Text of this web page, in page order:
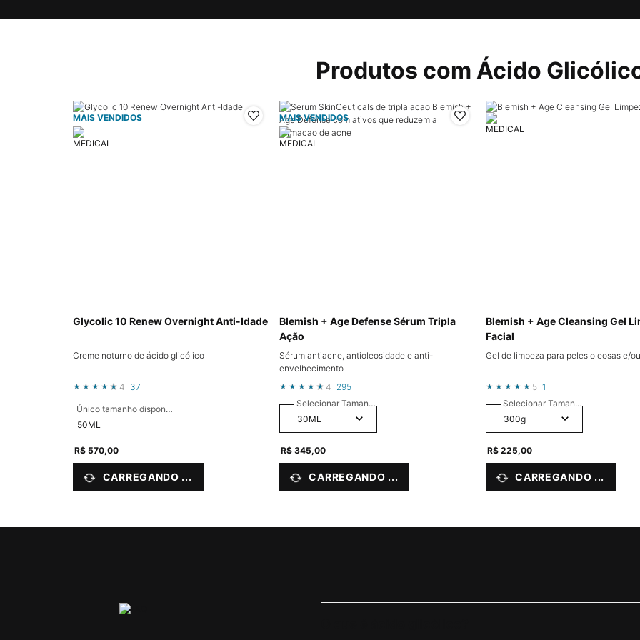
Produtos com Ácido
MAIS VENDIDOS
Glycolic 10 Renew Overnight Anti-Idade
Creme noturno de ácido glicólico
4 37
Único tamanho disponível
50ML
R$ 570,00
CARREGANDO ...
MAIS VENDIDOS
Blemish + Age Defense Sérum Tripla
Ação
Sérum antiacne, antioleosidade e anti-
envelhecimento
4 295
Selecionar Tamanho
R$ 345,00
CARREGANDO ...
Blemish + Age Cleansing Gel
Facial
Gel de limpeza para peles oleosas e/
5 1
Selecionar Tamanho
R$ 225,00
CARREGANDO ...